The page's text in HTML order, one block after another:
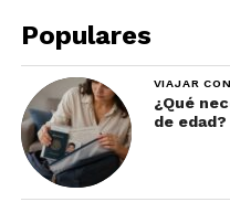
Populares
VIAJAR
¿Qué
de edad?